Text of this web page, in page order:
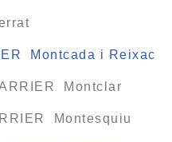
Montcada i Reixac
Montclar
Montesquiu